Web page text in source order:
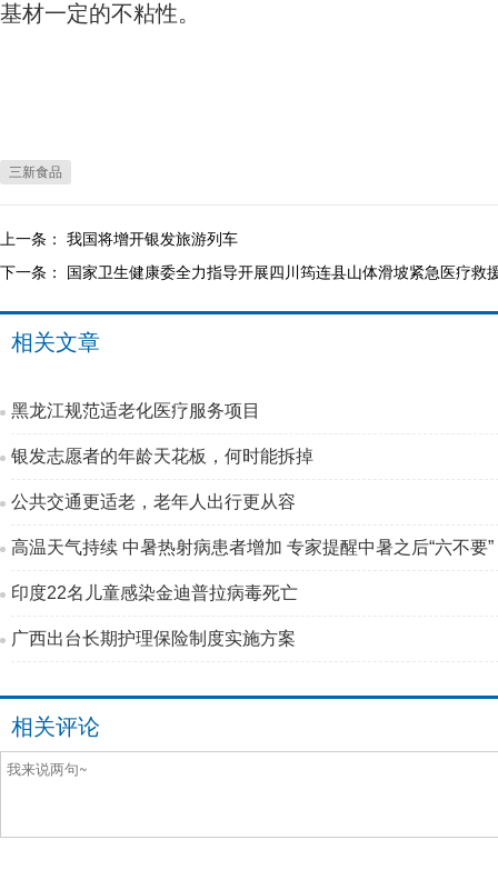
基材一定的不粘性。
三新食品
上一条： 我国将增开银发旅游列车
下一条： 国家卫生健康委全力指导开展四川筠连县山体滑坡紧急医疗救
相关文章
黑龙江规范适老化医疗服务项目
银发志愿者的年龄天花板，何时能拆掉
公共交通更适老，老年人出行更从容
高温天气持续 中暑热射病患者增加 专家提醒中暑之后“六不要”
印度22名儿童感染金迪普拉病毒死亡
广西出台长期护理保险制度实施方案
相关评论